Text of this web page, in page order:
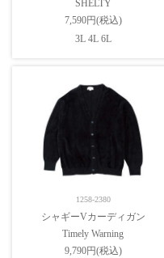
SHELTY
7,590円(税込)
3L 4L 6L
1258-2380
シャギーVカーディガン
Timely Warning
9,790円(税込)